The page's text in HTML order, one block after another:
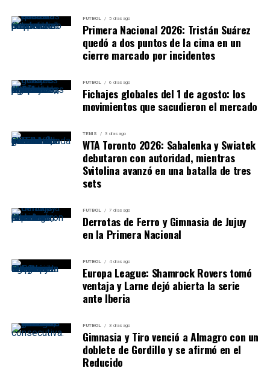
FUTBOL 5 días ago
Primera Nacional 2026: Tristán Suárez
quedó a dos puntos de la cima en un
cierre marcado por incidentes
FUTBOL 6 días ago
Fichajes globales del 1 de agosto: los
movimientos que sacudieron el mercado
TENIS 3 días ago
WTA Toronto 2026: Sabalenka y Swiatek
debutaron con autoridad, mientras
Svitolina avanzó en una batalla de tres
sets
FUTBOL 7 días ago
Derrotas de Ferro y Gimnasia de Jujuy
en la Primera Nacional
FUTBOL 4 días ago
Europa League: Shamrock Rovers tomó
ventaja y Larne dejó abierta la serie
ante Iberia
FUTBOL 3 días ago
Gimnasia y Tiro venció a Almagro con un
doblete de Gordillo y se afirmó en el
Reducido